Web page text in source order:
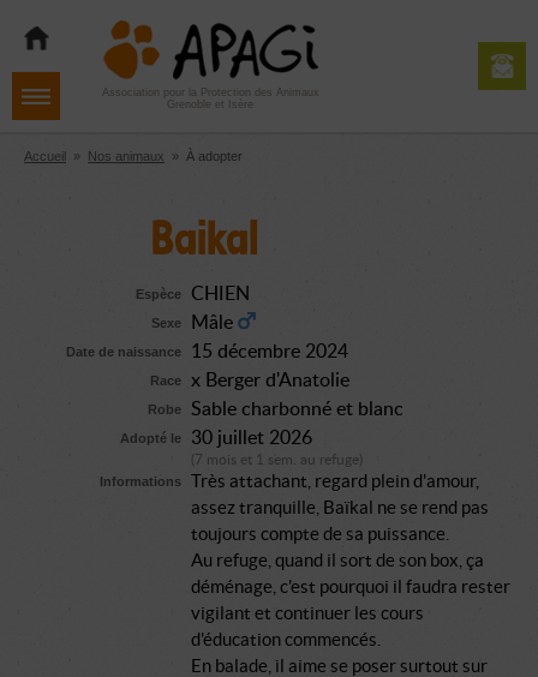
navigation
contenu
Aller
pied
de
Association pour la Protection des Animaux
Grenoble et Isère
Accueil » Nos animaux » À adopter
Baikal
Espèce CHIEN
Sexe Mâle
Date de naissance 15 décembre 2024
Race x Berger d'Anatolie
Robe Sable charbonné et blanc
Adopté le 30 juillet 2026
(7 mois et 1 sem. au refuge)
Informations
Très attachant, regard plein d'amour,
assez tranquille, Baïkal ne se rend pas
toujours compte de sa puissance.
Au refuge, quand il sort de son box, ça
déménage, c'est pourquoi il faudra rester
vigilant et continuer les cours
d'éducation commencés.
En balade, il aime se poser surtout sur